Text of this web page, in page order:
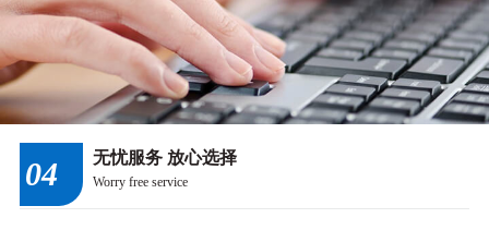
04 无忧服务 放心选择
Worry free service